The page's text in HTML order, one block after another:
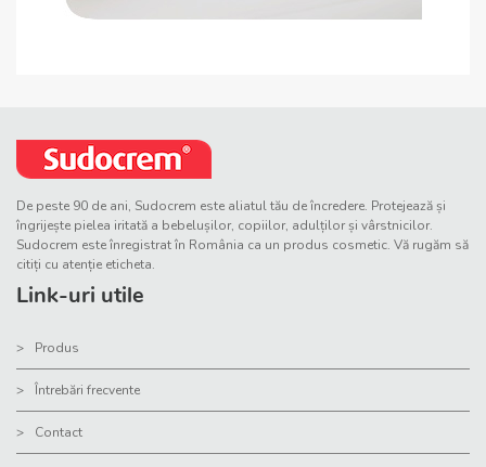
De peste 90 de ani, Sudocrem este aliatul tău de încredere. Protejează și
îngrijește pielea iritată a bebelușilor, copiilor, adulților și vârstnicilor.
Sudocrem este înregistrat în România ca un produs cosmetic. Vă rugăm să
citiți cu atenție eticheta.
Link-uri utile
Produs
Întrebări frecvente
Contact